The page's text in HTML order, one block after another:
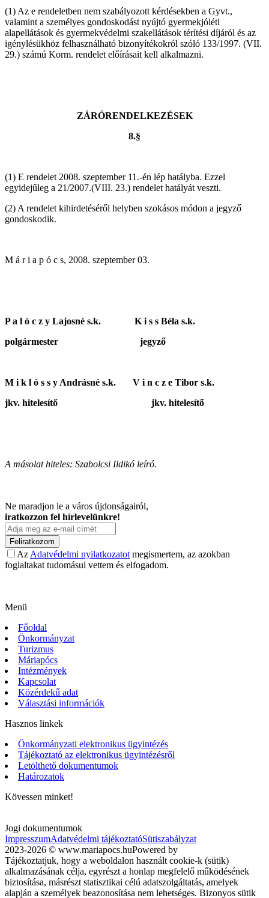
(1) Az e rendeletben nem szabályozott kérdésekben a Gyvt.,
valamint a személyes gondoskodást nyújtó gyermekjóléti
alapellátások és gyermekvédelmi szakellátások térítési díjáról és az
igénylésükhöz felhasználható bizonyítékokról szóló 133/1997. (VII.
29.) számú Korm. rendelet előírásait kell alkalmazni.
ZÁRÓRENDELKEZÉSEK
8.§
(1) E rendelet 2008. szeptember 11.-én lép hatályba. Ezzel
egyidejűleg a 21/2007.(VIII. 23.) rendelet hatályát veszti.
(2) A rendelet kihirdetéséről helyben szokásos módon a jegyző
gondoskodik.
M á r i a p ó c s, 2008. szeptember 03.
P a l ó c z y Lajosné s.k. K i s s Béla s.k.
polgármester jegyző
M i k l ó s s y Andrásné s.k. V i n c z e Tibor s.k.
jkv. hitelesítő jkv. hitelesítő
A másolat hiteles: Szabolcsi Ildikó leíró.
Ne maradjon le a város újdonságairól,
iratkozzon fel hírlevelünkre!
Feliratkozom
Az Adatvédelmi nyilatkozatot megismertem, az azokban
foglaltakat tudomásul vettem és elfogadom.
Menü
Főoldal
Önkormányzat
Turizmus
Máriapócs
Intézmények
Kapcsolat
Közérdekű adat
Választási információk
Hasznos linkek
Önkormányzati elektronikus ügyintézés
Tájékoztató az elektronikus ügyintézésről
Letölthető dokumentumok
Határozatok
Kövessen minket!
Jogi dokumentumok
ImpresszumAdatvédelmi tájékoztatóSütiszabályzat
2023-2026 © www.mariapocs.huPowered by
Tájékoztatjuk, hogy a weboldalon használt cookie-k (sütik)
alkalmazásának célja, egyrészt a honlap megfelelő működésének
biztosítása, másrészt statisztikai célú adatszolgáltatás, amelyek
alapján a személyek beazonosítása nem lehetséges. Bizonyos sütik